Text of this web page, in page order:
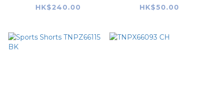
HK$240.00 HK$50.00